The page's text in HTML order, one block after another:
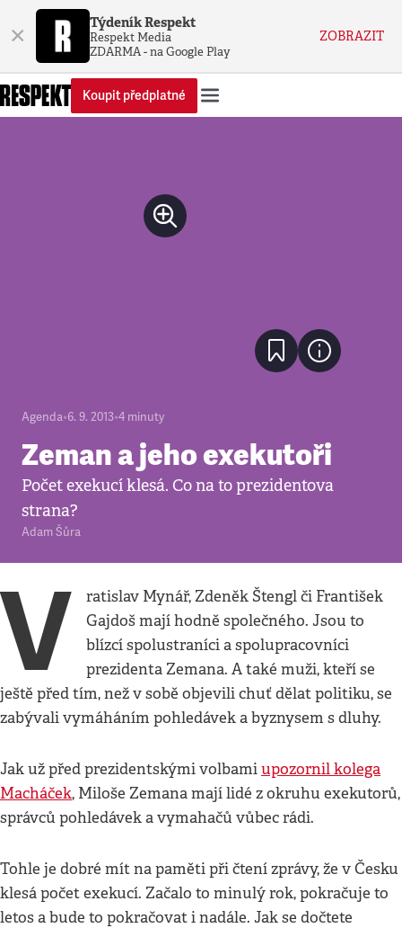
× Týdeník Respekt
Respekt Media
ZDARMA - na Google Play
ZOBRAZIT
Koupit předplatné
Agenda•6. 9. 2013•4 minuty
Zeman a jeho exekutoři
Počet exekucí klesá. Co na to prezidentova
strana?
Adam Šůra
V
ratislav Mynář, Zdeněk Štengl či František
Gajdoš mají hodně společného. Jsou to
blízcí spolustraníci a spolupracovníci
prezidenta Zemana. A také muži, kteří se
ještě před tím, než v sobě objevili chuť dělat politiku, se
zabývali vymáháním pohledávek a byznysem s dluhy.
Jak už před prezidentskými volbamiupozornil kolega
Macháček, Miloše Zemana mají lidé z okruhu exekutorů,
správců pohledávek a vymahačů vůbec rádi.
Tohle je dobré mít na paměti při čtení zprávy, že v Česku
klesá počet exekucí. Začalo to minulý rok, pokračuje to
letos a bude to pokračovat i nadále. Jak se dočtete